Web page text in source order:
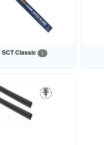
SCT Classic 1